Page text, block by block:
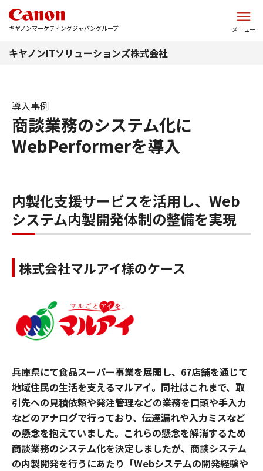
キヤノンマーケティングジャパングループ メニュー
キヤノンITソリューションズ株式会社
商談業務のシステム化に
WebPerformerを導入
導入事例
内製化支援サービスを活用し、Web
システム内製開発体制の整備を実現
株式会社マルアイ様のケース
兵庫県にて食品スーパー事業を展開し、67店舗を通じて
地域住民の生活を支えるマルアイ。同社はこれまで、取
引先への見積依頼や発注管理などの業務を口頭や手入力
などのアナログで行っており、伝達漏れや入力ミスなど
の懸念を抱えていました。これらの懸念を解消するため
商談業務のシステム化を決定しましたが、商談システム
の内製開発を行うにあたり「Webシステムの開発経験や